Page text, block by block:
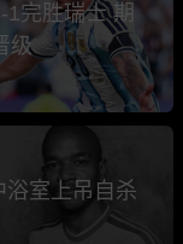
完胜瑞士 期
级
室上吊自杀